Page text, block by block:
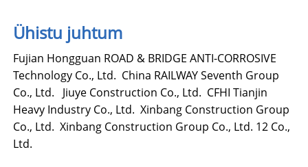
Ühistu juhtum
Fujian Hongguan ROAD & BRIDGE ANTI-CORROSIVE
Technology Co., Ltd. China RAILWAY Seventh Group
Co., Ltd. Jiuye Construction Co., Ltd. CFHI Tianjin
Heavy Industry Co., Ltd. Xinbang Construction Group
Co., Ltd. Xinbang Construction Group Co., Ltd. 12 Co.,
Ltd.